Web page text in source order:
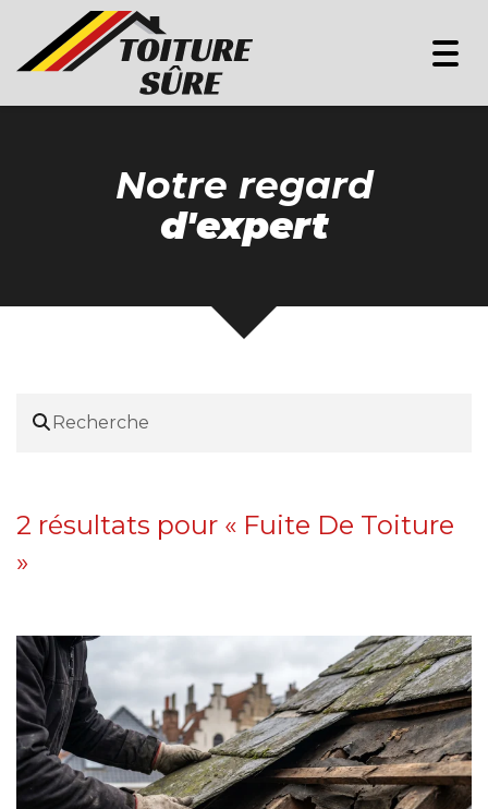
Notre regard
d'expert
2 résultats pour « Fuite De Toiture
»